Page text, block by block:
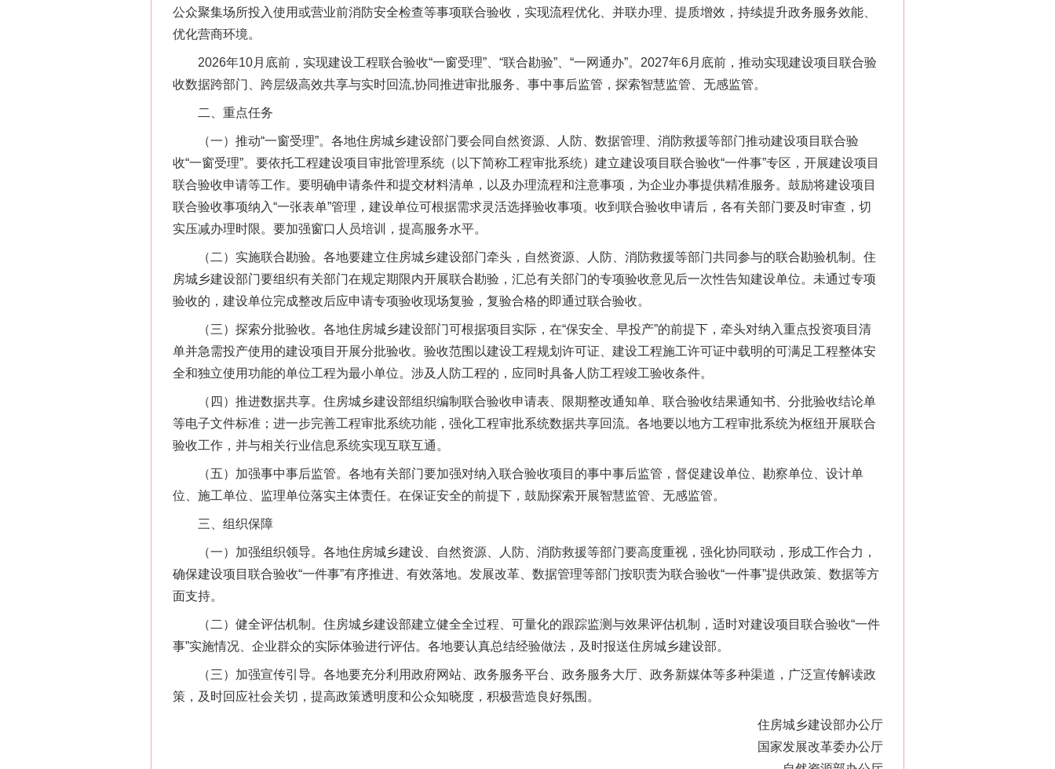
公众聚集场所投入使用或营业前消防安全检查等事项联合验收，实现流程优化、并联办理、提质增效，持续提升政务服务效能、
优化营商环境。
2026年10月底前，实现建设工程联合验收“一窗受理”、“联合勘验”、“一网通办”。2027年6月底前，推动实现建设项目联合验
收数据跨部门、跨层级高效共享与实时回流,协同推进审批服务、事中事后监管，探索智慧监管、无感监管。
二、重点任务
（一）推动“一窗受理”。各地住房城乡建设部门要会同自然资源、人防、数据管理、消防救援等部门推动建设项目联合验
收“一窗受理”。要依托工程建设项目审批管理系统（以下简称工程审批系统）建立建设项目联合验收“一件事”专区，开展建设项目
联合验收申请等工作。要明确申请条件和提交材料清单，以及办理流程和注意事项，为企业办事提供精准服务。鼓励将建设项目
联合验收事项纳入“一张表单”管理，建设单位可根据需求灵活选择验收事项。收到联合验收申请后，各有关部门要及时审查，切
实压减办理时限。要加强窗口人员培训，提高服务水平。
（二）实施联合勘验。各地要建立住房城乡建设部门牵头，自然资源、人防、消防救援等部门共同参与的联合勘验机制。住
房城乡建设部门要组织有关部门在规定期限内开展联合勘验，汇总有关部门的专项验收意见后一次性告知建设单位。未通过专项
验收的，建设单位完成整改后应申请专项验收现场复验，复验合格的即通过联合验收。
（三）探索分批验收。各地住房城乡建设部门可根据项目实际，在“保安全、早投产”的前提下，牵头对纳入重点投资项目清
单并急需投产使用的建设项目开展分批验收。验收范围以建设工程规划许可证、建设工程施工许可证中载明的可满足工程整体安
全和独立使用功能的单位工程为最小单位。涉及人防工程的，应同时具备人防工程竣工验收条件。
（四）推进数据共享。住房城乡建设部组织编制联合验收申请表、限期整改通知单、联合验收结果通知书、分批验收结论单
等电子文件标准；进一步完善工程审批系统功能，强化工程审批系统数据共享回流。各地要以地方工程审批系统为枢纽开展联合
验收工作，并与相关行业信息系统实现互联互通。
（五）加强事中事后监管。各地有关部门要加强对纳入联合验收项目的事中事后监管，督促建设单位、勘察单位、设计单
位、施工单位、监理单位落实主体责任。在保证安全的前提下，鼓励探索开展智慧监管、无感监管。
三、组织保障
（一）加强组织领导。各地住房城乡建设、自然资源、人防、消防救援等部门要高度重视，强化协同联动，形成工作合力，
确保建设项目联合验收“一件事”有序推进、有效落地。发展改革、数据管理等部门按职责为联合验收“一件事”提供政策、数据等方
面支持。
（二）健全评估机制。住房城乡建设部建立健全全过程、可量化的跟踪监测与效果评估机制，适时对建设项目联合验收“一件
事”实施情况、企业群众的实际体验进行评估。各地要认真总结经验做法，及时报送住房城乡建设部。
（三）加强宣传引导。各地要充分利用政府网站、政务服务平台、政务服务大厅、政务新媒体等多种渠道，广泛宣传解读政
策，及时回应社会关切，提高政策透明度和公众知晓度，积极营造良好氛围。
住房城乡建设部办公厅
国家发展改革委办公厅
网上购药对药下症？
法官巧妙执行解纠纷